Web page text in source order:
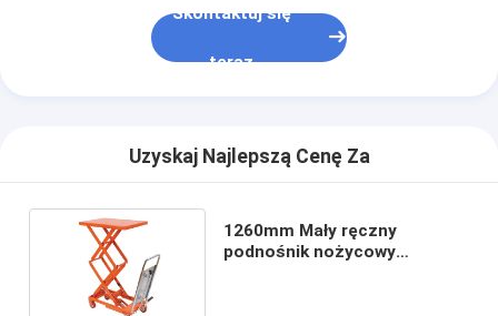
Skontaktuj się
teraz
Uzyskaj Najlepszą Cenę Za
1260mm Mały ręczny
podnośnik nożycowy